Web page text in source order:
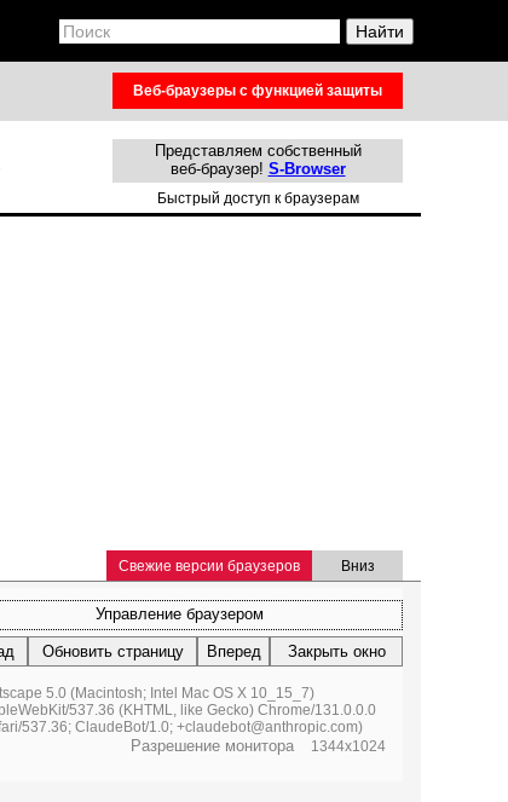
Вниз
Свежие версии браузеров
1344x1024
5.0 (Macintosh; Intel Mac OS X 10_15_7)
537.36 (KHTML, like Gecko) Chrome/131.0.0.0
537.36; ClaudeBot/1.0; +claudebot@anthropic.com)
Разрешение монитора
Вперед
Обновить страницу Закрыть окно
Управление браузером
Представляем собственный
веб-браузер! S-Browser
Быстрый доступ к браузерам
Веб-браузеры с функцией защиты